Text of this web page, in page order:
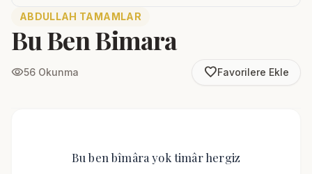
ABDULLAH TAMAMLAR
Bu Ben Bimara
visibility56 Okunma favorite_borderFavorilere Ekle
Bu ben bîmâra yok timâr hergiz